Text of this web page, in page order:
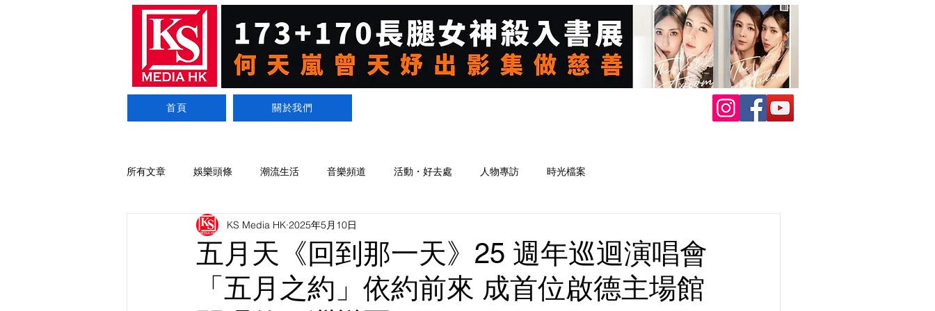
首頁 關於我們
所有文章 娛樂頭條 潮流生活 音樂頻道 活動・好去處 人物專訪 時光檔案
五月天《回到那一天》25 週年巡迴演唱會
「五月之約」依約前來 成首位啟德主場館
KS Media HK 2025年5月10日